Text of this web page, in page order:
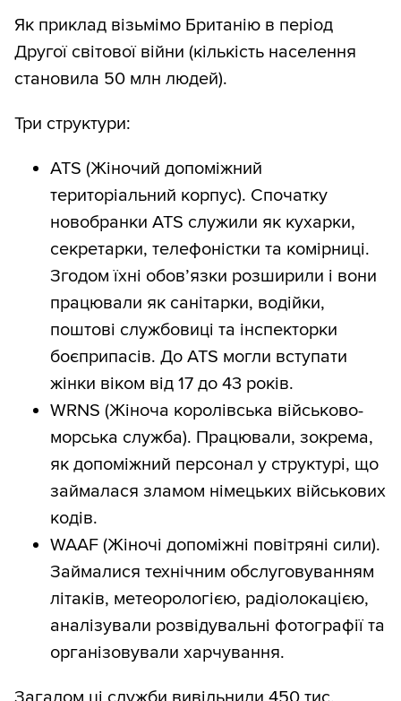
що це їхня матір. Решту жінок 18–59
років, які живуть або самі, або є другими
й наступними жінками в
домогосподарстві з дітьми, рахували як
жінок без дітей. Для кожного члена
коефіцієнт для екстраполяції, сума ваг
усіх членів опитаних домогосподарств
становить 37 млн. Ми рахували ваги як
середні для всіх жінок у родині. Це дало
похибку, проте дуже спростило
розрахунок (інакше потрібно було б
моделювати структуру родини й
вираховувати, хто матір дітей, а хто
доросла дитина чи бабуся працездатного
віку).
Як приклад візьмімо Британію в період
Другої світової війни (кількість населення
становила 50 млн людей).
Три структури:
ATS (Жіночий допоміжний
територіальний корпус). Спочатку
новобранки ATS служили як кухарки,
секретарки, телефоністки та комірниці.
Згодом їхні обов’язки розширили і вони
працювали як санітарки, водійки,
поштові службовиці та інспекторки
боєприпасів. До ATS могли вступати
жінки віком від 17 до 43 років.
WRNS (Жіноча королівська військово-
морська служба). Працювали, зокрема,
як допоміжний персонал у структурі, що
займалася зламом німецьких військових
кодів.
WAAF (Жіночі допоміжні повітряні сили).
Займалися технічним обслуговуванням
літаків, метеорологією, радіолокацією,
аналізували розвідувальні фотографії та
організовували харчування.